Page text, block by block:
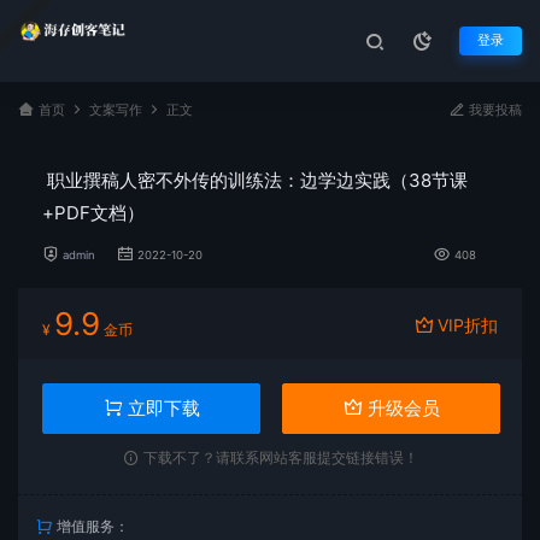
登录
首页 文案写作 正文 我要投稿
职业撰稿人密不外传的训练法：边学边实践（38节课
+PDF文档）
admin 2022-10-20 408
¥ 9.9 金币 VIP折扣
立即下载 升级会员
下载不了？请联系网站客服提交链接错误！
增值服务：